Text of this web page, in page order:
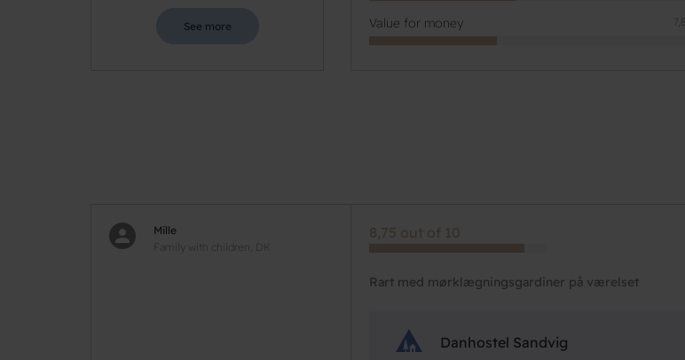
See more Value for money
Mille
Family with children, DK
8,75 out of 10
Rart med mørklægningsgardiner på værelset
Danhostel Sandvig